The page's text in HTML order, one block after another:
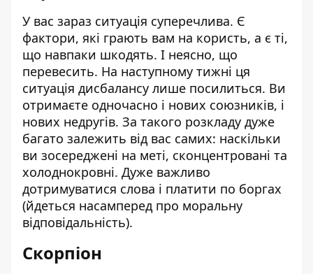
У вас зараз ситуація суперечлива. Є
фактори, які грають вам на користь, а є ті,
що навпаки шкодять. І неясно, що
перевесить. На наступному тижні ця
ситуація дисбалансу лише посилиться. Ви
отримаєте одночасно і нових союзників, і
нових недругів. За такого розкладу дуже
багато залежить від вас самих: наскільки
ви зосереджені на меті, сконцентровані та
холоднокровні. Дуже важливо
дотримуватися слова і платити по боргах
(йдеться насамперед про моральну
відповідальність).
Скорпіон